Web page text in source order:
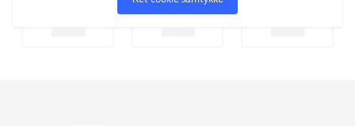
OBS! Varen er assorteret, og en bestemt variant kan ikke